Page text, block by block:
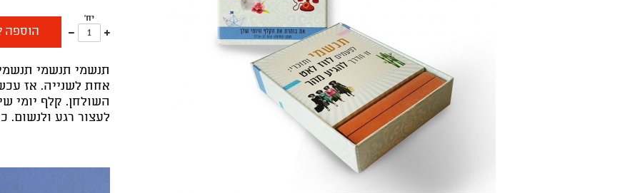
יח'
עוד
אחד
אחד
הוספה
תנשמי תנשמי
אחת לשנייה. אז
השולחן. קלף יומי
לעצור רגע ולנשום.